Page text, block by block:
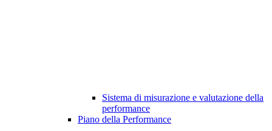
Sistema di misurazione e valutazione della
performance
Piano della Performance